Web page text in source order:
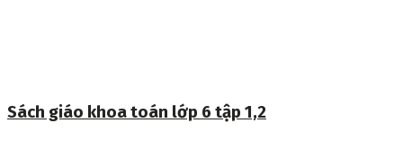
Sách giáo khoa toán lớp 6 tập 1,2